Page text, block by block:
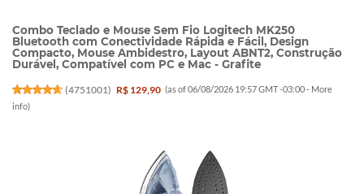
Combo Teclado e Mouse Sem Fio Logitech MK250
Bluetooth com Conectividade Rápida e Fácil, Design
Compacto, Mouse Ambidestro, Layout ABNT2, Construção
Durável, Compatível com PC e Mac - Grafite
(4751001) R$ 129,90 (as of 06/08/2026 19:57 GMT -03:00 - More
info)